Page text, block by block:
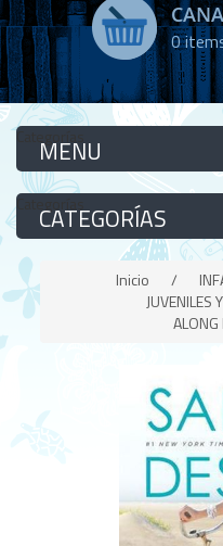
0
Categorías
Categorías
Inicio /
JUVENILES
ALONG